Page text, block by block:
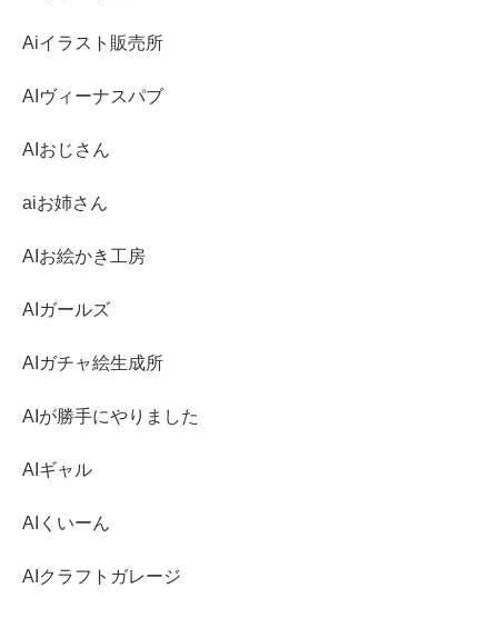
Aiイラスト販売所
AIヴィーナスパブ
AIおじさん
aiお姉さん
AIお絵かき工房
AIガールズ
AIガチャ絵生成所
AIが勝手にやりました
AIギャル
AIくいーん
AIクラフトガレージ